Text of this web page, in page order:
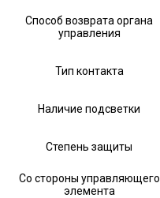
Способ возврата органа
управления
Тип контакта
Наличие подсветки
Степень защиты
Со стороны управляющего
элемента